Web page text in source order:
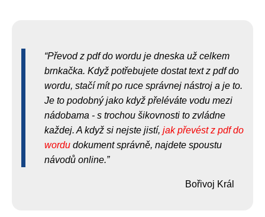
Převod z pdf do wordu je dneska už celkem
brnkačka. Když potřebujete dostat text z pdf do
wordu, stačí mít po ruce správnej nástroj a je to.
Je to podobný jako když přeléváte vodu mezi
nádobama - s trochou šikovnosti to zvládne
každej. A když si nejste jistí, jak převést z pdf do
wordu dokument správně, najdete spoustu
návodů online.
Bořivoj Král